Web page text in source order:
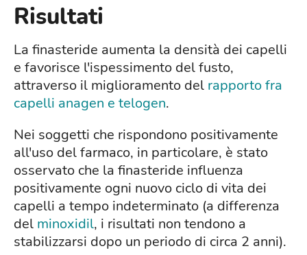
Risultati
La finasteride aumenta la densità dei capelli
e favorisce l'ispessimento del fusto,
attraverso il miglioramento del rapporto fra
capelli anagen e telogen.
Nei soggetti che rispondono positivamente
all'uso del farmaco, in particolare, è stato
osservato che la finasteride influenza
positivamente ogni nuovo ciclo di vita dei
capelli a tempo indeterminato (a differenza
del minoxidil, i risultati non tendono a
stabilizzarsi dopo un periodo di circa 2 anni).